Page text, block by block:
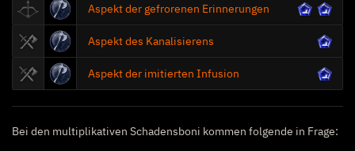
Abklingzeitreduktion
Aspekt der gefrorenen Erinnerungen
Aspekt des Kanalisierens
Aspekt der imitierten Infusion
Bei den multiplikativen Schadensboni kommen folgende in Frage: